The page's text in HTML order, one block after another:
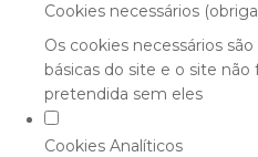
Cookies necessários
Os cookies necessários
básicas do site e o site não
pretendida sem eles
Cookies Analíticos